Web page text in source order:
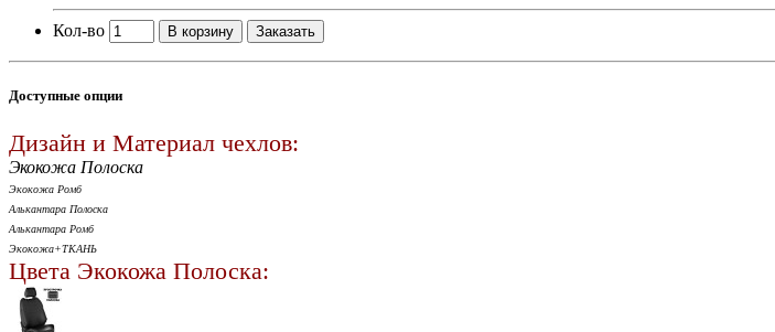
Кол-во В корзину Заказать
Доступные опции
Дизайн и Материал чехлов:
Экокожа Полоска
Экокожа Ромб
Алькантара Полоска
Алькантара Ромб
Экокожа+ТКАНЬ
Цвета Экокожа Полоска: